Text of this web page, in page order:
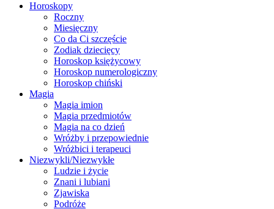
Horoskopy
Roczny
Miesięczny
Co da Ci szczęście
Zodiak dziecięcy
Horoskop księżycowy
Horoskop numerologiczny
Horoskop chiński
Magia
Magia imion
Magia przedmiotów
Magia na co dzień
Wróżby i przepowiednie
Wróżbici i terapeuci
Niezwykli/Niezwykłe
Ludzie i życie
Znani i lubiani
Zjawiska
Podróże